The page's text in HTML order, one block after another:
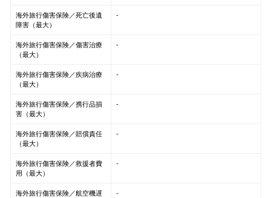
海外旅行傷害保険／死亡後遺
障害（最大）
-
海外旅行傷害保険／傷害治療
（最大）
-
海外旅行傷害保険／疾病治療
（最大）
-
海外旅行傷害保険／携行品損
害（最大）
-
海外旅行傷害保険／賠償責任
（最大）
-
海外旅行傷害保険／救援者費
用（最大）
-
海外旅行傷害保険／航空機遅
-